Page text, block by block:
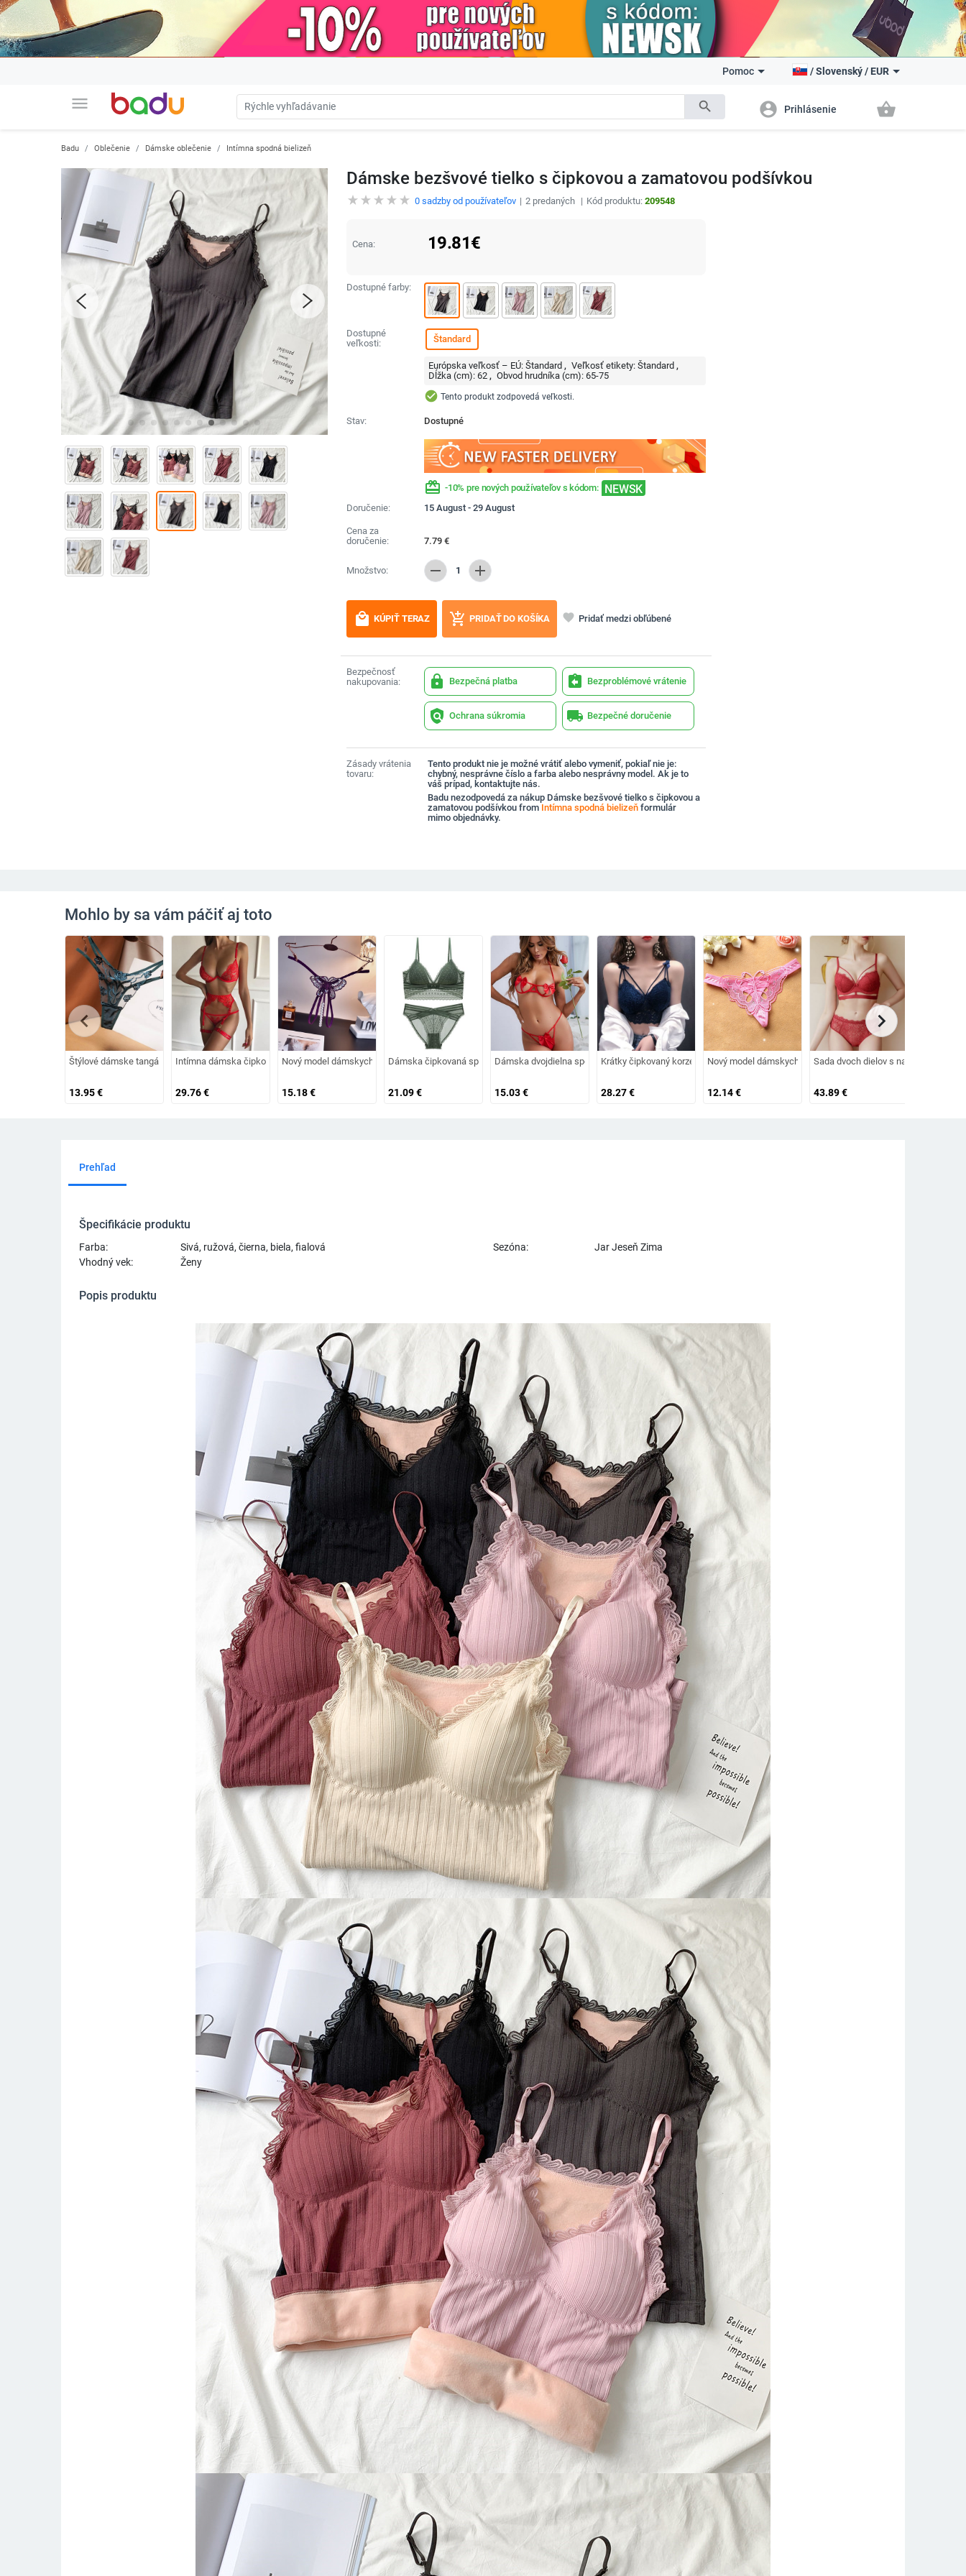
menu search
Pomoc /Slovenský/ EUR
account_circle Prihlásenie shopping_basket
Badu Oblečenie Dámske oblečenie Intímna spodná bielizeň
Dámske bezšvové tielko s čipkovou a zamatovou podšívkou
0sadzby od používateľov 2predaných Kód produktu: 209548
Cena: 19.81€
Dostupné farby:
Dostupné
veľkosti:
Štandard
Európska veľkosť – EÚ: Štandard Veľkosť etikety: Štandard
Dĺžka (cm): 62 Obvod hrudníka (cm): 65-75
check_circle Tento produkt zodpovedá veľkosti.
Stav: Dostupné
redeem -10% pre nových používateľov s kódom: NEWSK
Doručenie: 15 August - 29 August
Cena za
doručenie:
7.79€
Množstvo: remove 1 add
local_mall KÚPIŤ TERAZ add_shopping_cart PRIDAŤ DO KOŠÍKA favorite Pridať medzi obľúbené
Bezpečnosť
nakupovania:
lock Bezpečná platba assignment_return Bezproblémové vrátenie
policy Ochrana súkromia local_shipping Bezpečné doručenie
Zásady vrátenia
tovaru:
Tento produkt nie je možné vrátiť alebo vymeniť, pokiaľ nie je:
chybný, nesprávne číslo a farba alebo nesprávny model. Ak je to
váš prípad, kontaktujte nás.
Badu nezodpovedá za nákup Dámske bezšvové tielko s čipkovou a
zamatovou podšívkou from Intímna spodná bielizeňformulár
mimo objednávky.
Mohlo by sa vám páčiť aj toto
Štýlové dámske tangá s výšivkou
13.95€
Intímna dámska čipkovaná spodná bielizeň v troch častiach
29.76€
Nový model dámskych tang s motýľom a perlami
15.18€
Dámska čipkovaná spodná bielizeň - podprsenka alebo nohavičky
21.09€
Dámska dvojdielna spodná bielizeň so stuhami
15.03€
Krátky čipkovaný korzet s výstužou
28.27€
Nový model dámskych tang s kamienkami
12.14€
Sada dvoch dielov s nastaviteľnými
43.89€
chevron_left chevron_right
Prehľad
Špecifikácie produktu
Farba: Sivá, ružová, čierna, biela, fialová Sezóna:
Jar Jeseň Zima
Vhodný vek:
Ženy
Popis produktu